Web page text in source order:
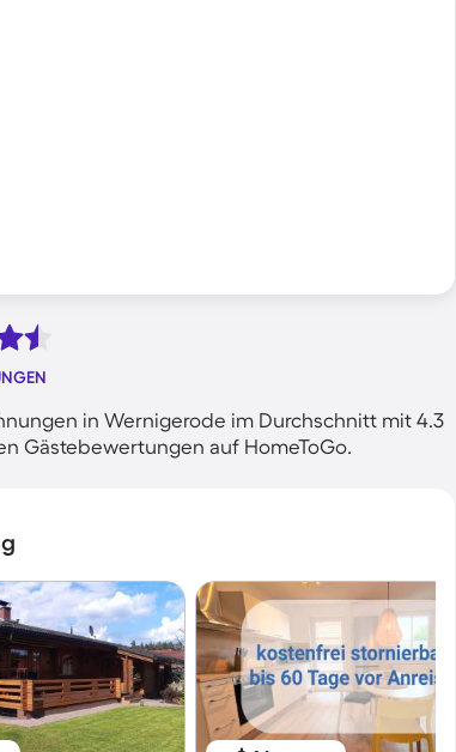
in Wernigerode im Durchschnitt mit 4.3
Gästebewertungen auf HomeToGo.